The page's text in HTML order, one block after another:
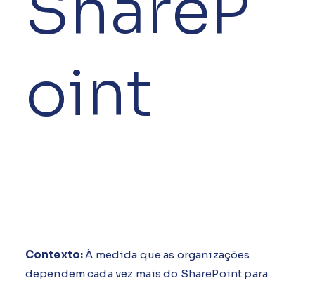
oint
Contexto:À medida que as organizações
dependem cada vez mais do SharePoint para